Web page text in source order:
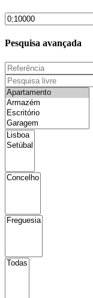
Pesquisa avançada